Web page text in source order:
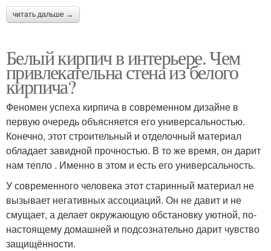
читать дальше →
Белый кирпич в интерьере. Чем
привлекательна стена из белого
кирпича?
Феномен успеха кирпича в современном дизайне в
первую очередь объясняется его универсальностью.
Конечно, этот строительный и отделочный материал
обладает завидной прочностью. В то же время, он дарит
нам тепло . Именно в этом и есть его универсальность.
У современного человека этот старинный материал не
вызывает негативных ассоциаций. Он не давит и не
смущает, а делает окружающую обстановку уютной, по-
настоящему домашней и подсознательно дарит чувство
защищённости.